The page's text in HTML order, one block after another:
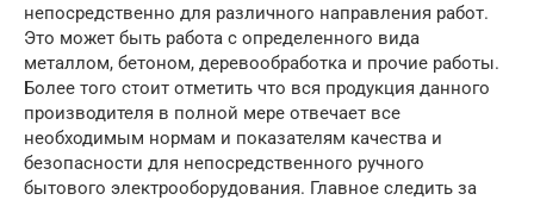
непосредственно для различного направления работ.
Это может быть работа с определенного вида
металлом, бетоном, деревообработка и прочие работы.
Более того стоит отметить что вся продукция данного
производителя в полной мере отвечает все
необходимым нормам и показателям качества и
безопасности для непосредственного ручного
бытового электрооборудования. Главное следить за